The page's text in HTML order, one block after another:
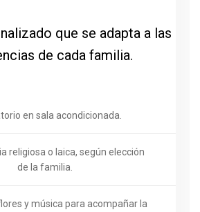
que se adapta a las
de cada familia.
en sala acondicionada.
religiosa o laica, según elección
de la familia.
y música para acompañar la